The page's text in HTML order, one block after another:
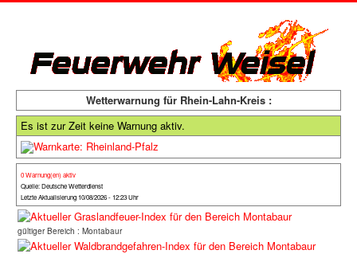
Wetterwarnung für Rhein-Lahn-Kreis :
Es ist zur Zeit keine Warnung aktiv.
0 Warnung(en) aktiv
Quelle: Deutsche Wetterdienst
Letzte Aktualisierung 10/08/2026 - 12:23 Uhr
gültiger Bereich : Montabaur